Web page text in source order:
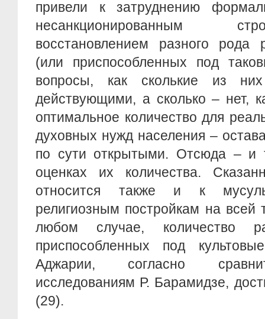
привели к затруднению
несанкционированным
восстановлением разного рода
(или приспособленных под
вопросы, как сколькие из
действующими, а сколько – нет,
оптимальное количество для
духовных нужд населения –
по сути открытыми. Отсюда – и
оценках их количества.
относится также и к
религиозным постройкам на всей
любом случае, количество
приспособленных под
Аджарии, согласно
исследованиям Р. Барамидзе,
(29).